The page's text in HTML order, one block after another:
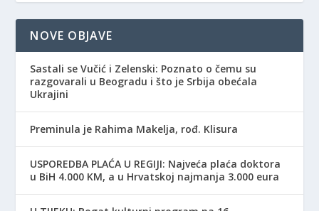
NOVE OBJAVE
Sastali se Vučić i Zelenski: Poznato o čemu su
razgovarali u Beogradu i što je Srbija obećala
Ukrajini
Preminula je Rahima Makelja, rođ. Klisura
USPOREDBA PLAĆA U REGIJI: Najveća plaća doktora
u BiH 4.000 KM, a u Hrvatskoj najmanja 3.000 eura